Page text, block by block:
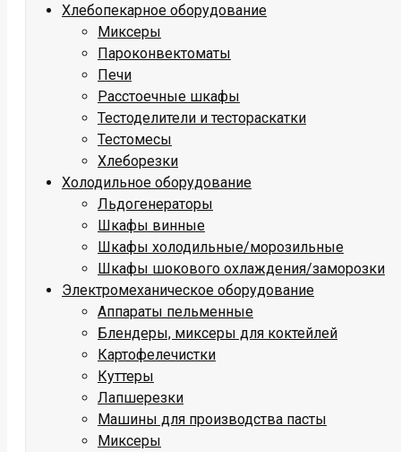
Хлебопекарное оборудование
Миксеры
Пароконвектоматы
Печи
Расстоечные шкафы
Тестоделители и тестораскатки
Тестомесы
Хлеборезки
Холодильное оборудование
Льдогенераторы
Шкафы винные
Шкафы холодильные/морозильные
Шкафы шокового охлаждения/заморозки
Электромеханическое оборудование
Аппараты пельменные
Блендеры, миксеры для коктейлей
Картофелечистки
Куттеры
Лапшерезки
Машины для производства пасты
Миксеры